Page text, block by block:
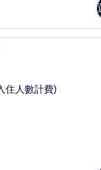
標準客房,
住人數計費)